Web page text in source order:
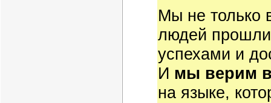
Мы не только
людей прошли
успехами и
И мы верим
на языке,